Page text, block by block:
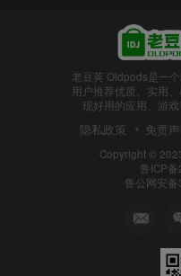
老豆荚 Oldpods是一
用户推荐优质、实用
现好用的应用、游
隐私政策 免责
Copyright ©
鲁ICP
鲁公网安